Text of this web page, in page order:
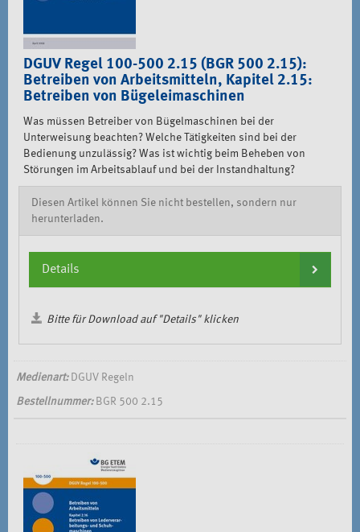
DGUV Regel 100-500 2.15 (BGR 500 2.15):
Betreiben von Arbeitsmitteln, Kapitel 2.15:
Betreiben von Bügeleimaschinen
Was müssen Betreiber von Bügelmaschinen bei der
Unterweisung beachten? Welche Tätigkeiten sind bei der
Bedienung unzulässig? Was ist wichtig beim Beheben von
Störungen im Arbeitsablauf und bei der Instandhaltung?
Diesen Artikel können Sie nicht bestellen, sondern nur
herunterladen.
Details
Bitte für Download auf "Details" klicken
Medienart:DGUV Regeln
Bestellnummer:BGR 500 2.15